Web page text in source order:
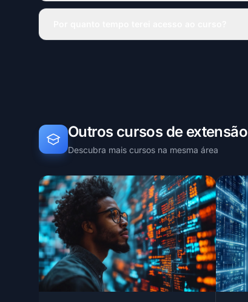
Outros cursos de extensão
Descubra mais cursos na mesma área